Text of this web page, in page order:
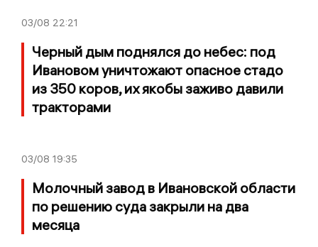
03/08 22:21
Черный дым поднялся до небес: под
Ивановом уничтожают опасное стадо
из 350 коров, их якобы заживо давили
тракторами
03/08 19:35
Молочный завод в Ивановской области
по решению суда закрыли на два
месяца